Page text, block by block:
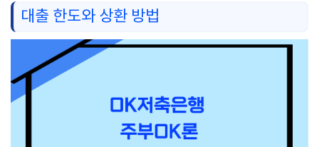
대출 한도와 상환 방법